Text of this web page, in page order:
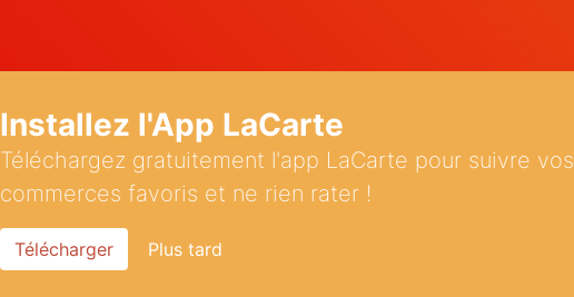
Installez l'App LaCarte
Téléchargez gratuitement l'app LaCarte pour suivre vos
commerces favoris et ne rien rater !
Télécharger Plus tard